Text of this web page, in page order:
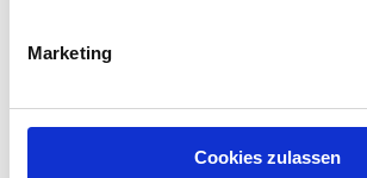
Marketing
Cookies zulassen
Leistungen